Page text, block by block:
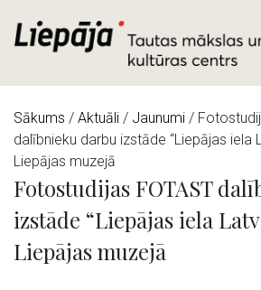
Sākums / Aktuāli / Jaunumi /
dalībnieku darbu izstāde “Liepājas iela
Liepājas muzejā
Fotostudijas FOTAST
izstāde “Liepājas iela
Liepājas muzejā